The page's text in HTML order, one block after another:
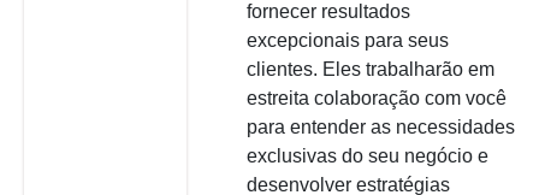
fornecer resultados
excepcionais para seus
clientes. Eles trabalharão em
estreita colaboração com você
para entender as necessidades
exclusivas do seu negócio e
desenvolver estratégias